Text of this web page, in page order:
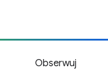
Obserwuj